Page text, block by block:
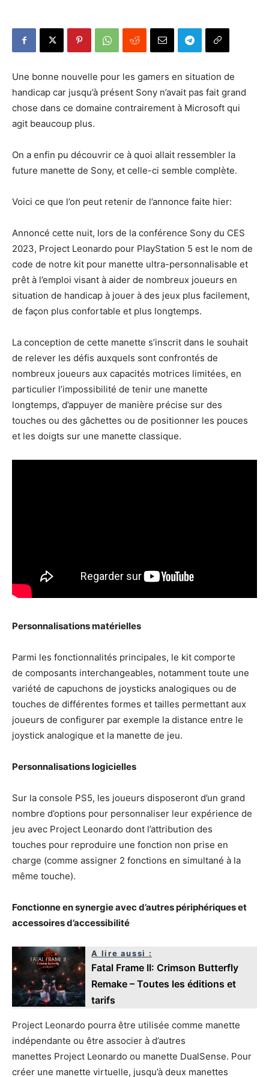
Une bonne nouvelle pour les gamers en situation de
handicap car jusqu’à présent Sony n’avait pas fait grand
chose dans ce domaine contrairement à Microsoft qui
agit beaucoup plus.
On a enfin pu découvrir ce à quoi allait ressembler la
future manette de Sony, et celle-ci semble complète.
Voici ce que l’on peut retenir de l’annonce faite hier:
Annoncé cette nuit, lors de la conférence Sony du CES
2023, Project Leonardo pour PlayStation 5 est le nom de
code de notre kit pour manette ultra-personnalisable et
prêt à l’emploi visant à aider de nombreux joueurs en
situation de handicap à jouer à des jeux plus facilement,
de façon plus confortable et plus longtemps.
La conception de cette manette s’inscrit dans le souhait
de relever les défis auxquels sont confrontés de
nombreux joueurs aux capacités motrices limitées, en
particulier l’impossibilité de tenir une manette
longtemps, d’appuyer de manière précise sur des
touches ou des gâchettes ou de positionner les pouces
et les doigts sur une manette classique.
Personnalisations matérielles
Parmi les fonctionnalités principales, le kit comporte
de composants interchangeables, notamment toute une
variété de capuchons de joysticks analogiques ou de
touches de différentes formes et tailles permettant aux
joueurs de configurer par exemple la distance entre le
joystick analogique et la manette de jeu.
Personnalisations logicielles
Sur la console PS5, les joueurs disposeront d’un grand
nombre d’options pour personnaliser leur expérience de
jeu avec Project Leonardo dont l’attribution des
touches pour reproduire une fonction non prise en
charge (comme assigner 2 fonctions en simultané à la
même touche).
Fonctionne en synergie avec d’autres périphériques et
accessoires d’accessibilité
A lire aussi :
Fatal Frame II: Crimson Butterfly
Remake – Toutes les éditions et
tarifs
Project Leonardo pourra être utilisée comme manette
indépendante ou être associer à d’autres
manettes Project Leonardo ou manette DualSense. Pour
créer une manette virtuelle, jusqu’à deux manettes